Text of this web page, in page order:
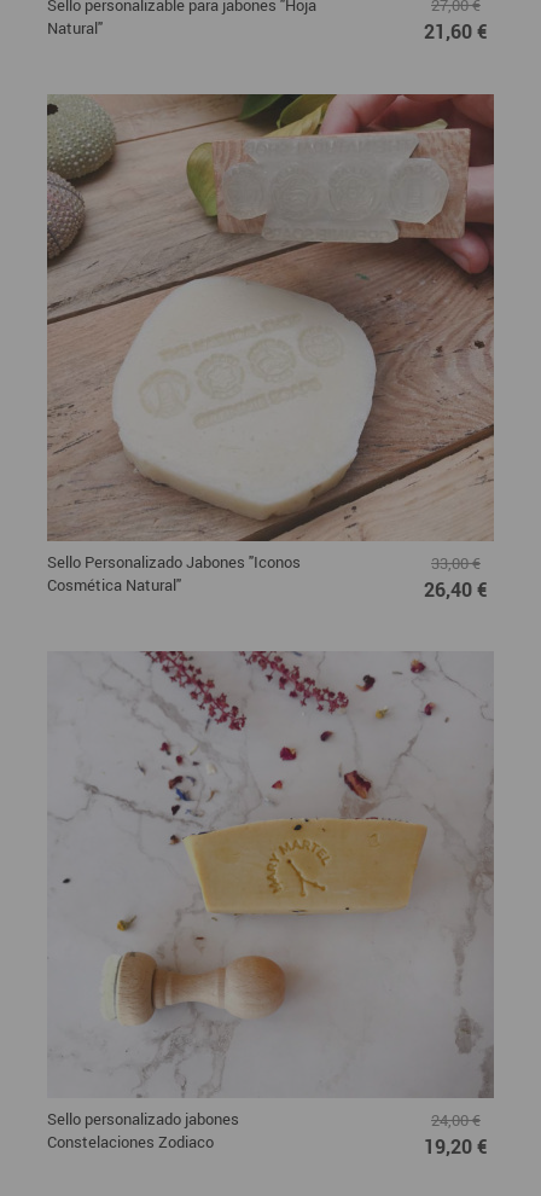
Natural"
27,00 €
21,60 €
Sello Personalizado Jabones "Iconos
Cosmética Natural"
33,00 €
26,40 €
Sello personalizado jabones
Constelaciones Zodiaco
24,00 €
19,20 €